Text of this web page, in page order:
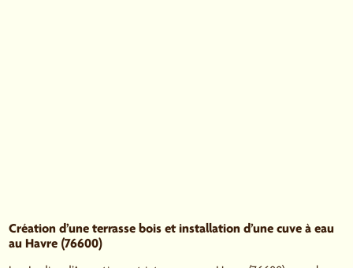
Création d’une terrasse bois et installation d’une cuve à eau
au Havre (76600)